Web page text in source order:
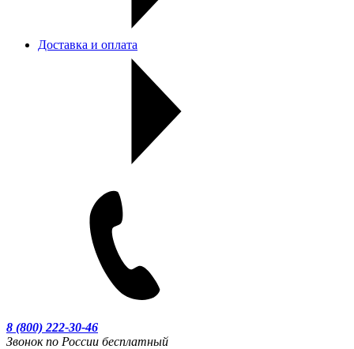
Доставка и оплата
8 (800) 222-30-46
Звонок по России бесплатный